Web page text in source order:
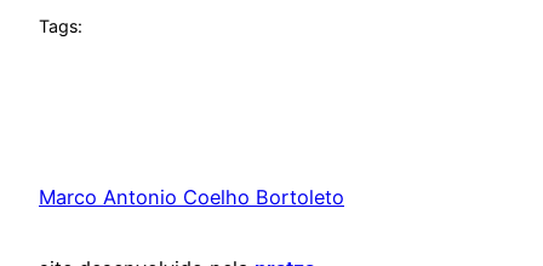
Tags:
Marco Antonio Coelho Bortoleto